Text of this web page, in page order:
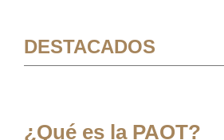
DESTACADOS
¿Qué es la PAOT?